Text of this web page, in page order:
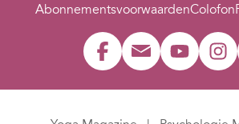
AbonnementsvoorwaardenColofon